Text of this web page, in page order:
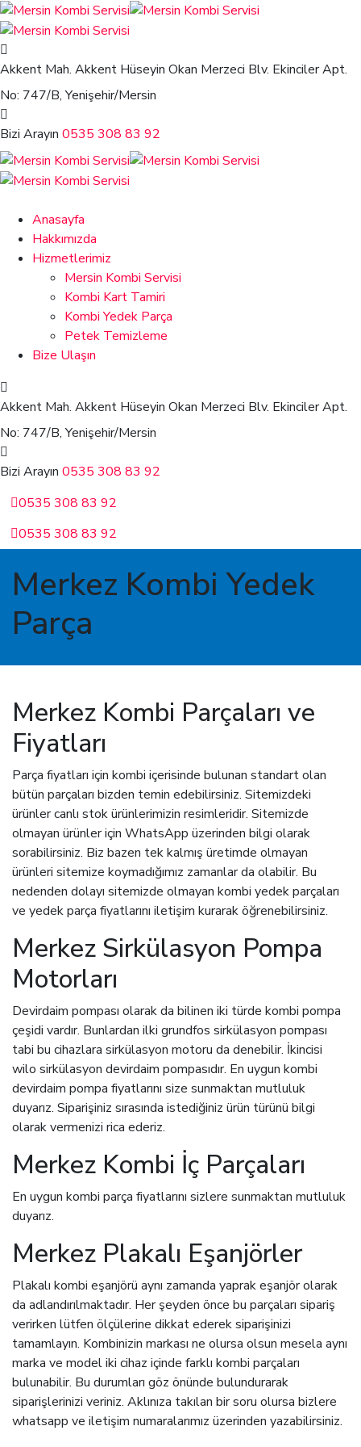
Akkent Mah. Akkent Hüseyin Okan Merzeci Blv. Ekinciler Apt.
No: 747/B, Yenişehir/Mersin
Bizi Arayın 0535 308 83 92
Anasayfa
Hakkımızda
Hizmetlerimiz
Mersin Kombi Servisi
Kombi Kart Tamiri
Kombi Yedek Parça
Petek Temizleme
Bize Ulaşın
Akkent Mah. Akkent Hüseyin Okan Merzeci Blv. Ekinciler Apt.
No: 747/B, Yenişehir/Mersin
Bizi Arayın 0535 308 83 92
0535 308 83 92
0535 308 83 92
Merkez Kombi Yedek
Parça
Merkez Kombi Parçaları ve
Fiyatları
Parça fiyatları için kombi içerisinde bulunan standart olan
bütün parçaları bizden temin edebilirsiniz. Sitemizdeki
ürünler canlı stok ürünlerimizin resimleridir. Sitemizde
olmayan ürünler için WhatsApp üzerinden bilgi olarak
sorabilirsiniz. Biz bazen tek kalmış üretimde olmayan
ürünleri sitemize koymadığımız zamanlar da olabilir. Bu
nedenden dolayı sitemizde olmayan kombi yedek parçaları
ve yedek parça fiyatlarını iletişim kurarak öğrenebilirsiniz.
Merkez Sirkülasyon Pompa
Motorları
Devirdaim pompası olarak da bilinen iki türde kombi pompa
çeşidi vardır. Bunlardan ilki grundfos sirkülasyon pompası
tabi bu cihazlara sirkülasyon motoru da denebilir. İkincisi
wilo sirkülasyon devirdaim pompasıdır. En uygun kombi
devirdaim pompa fiyatlarını size sunmaktan mutluluk
duyarız. Siparişiniz sırasında istediğiniz ürün türünü bilgi
olarak vermenizi rica ederiz.
Merkez Kombi İç Parçaları
En uygun kombi parça fiyatlarını sizlere sunmaktan mutluluk
duyarız.
Merkez Plakalı Eşanjörler
Plakalı kombi eşanjörü aynı zamanda yaprak eşanjör olarak
da adlandırılmaktadır. Her şeyden önce bu parçaları sipariş
verirken lütfen ölçülerine dikkat ederek siparişinizi
tamamlayın. Kombinizin markası ne olursa olsun mesela aynı
marka ve model iki cihaz içinde farklı kombi parçaları
bulunabilir. Bu durumları göz önünde bulundurarak
siparişlerinizi veriniz. Aklınıza takılan bir soru olursa bizlere
whatsapp ve iletişim numaralarımız üzerinden yazabilirsiniz.